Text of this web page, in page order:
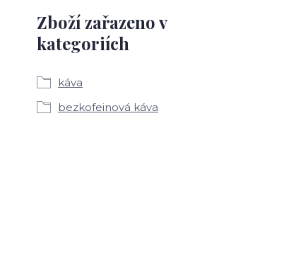
Zboží zařazeno v
kategoriích
káva
bezkofeinová káva